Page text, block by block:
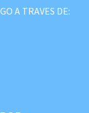
A TRAVES DE: